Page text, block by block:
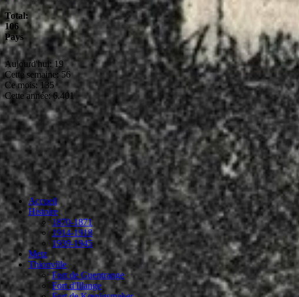
Total:
106
Pays
Aujourd'hui: 19
Cette semaine: 56
Ce mois: 135
Cette année: 6.401
Accueil
Histoire
1870-1871
1914-1918
1939-1945
Metz
Thionville
Fort de Guentrange
Fort d'Illange